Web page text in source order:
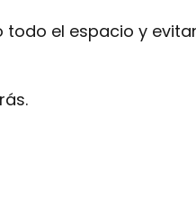
el espacio y